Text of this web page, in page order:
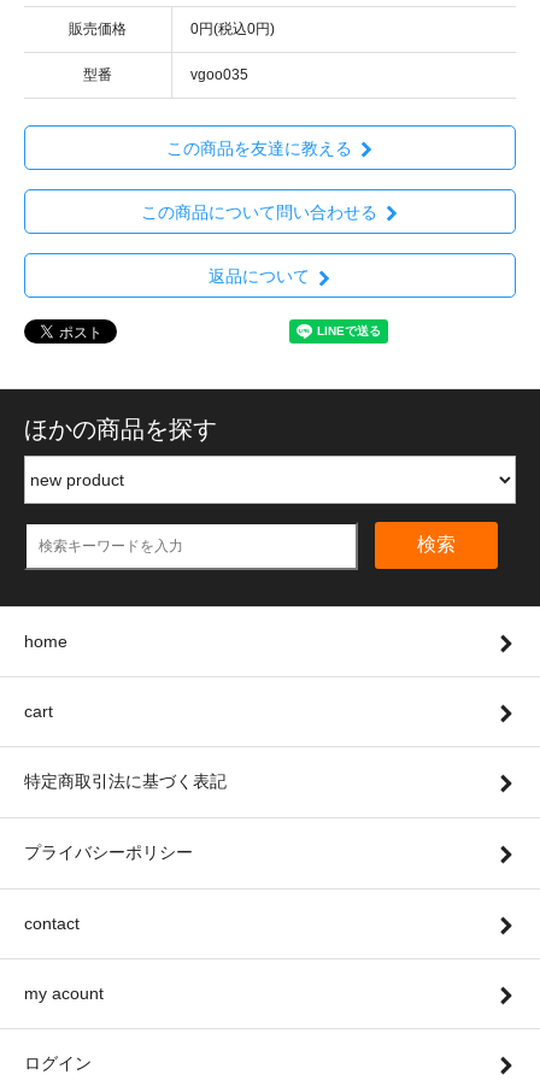
販売価格 0円(税込0円)
型番 vgoo035
この商品を友達に教える
この商品について問い合わせる
返品について
ほかの商品を探す
検索
home
cart
特定商取引法に基づく表記
プライバシーポリシー
contact
my acount
ログイン